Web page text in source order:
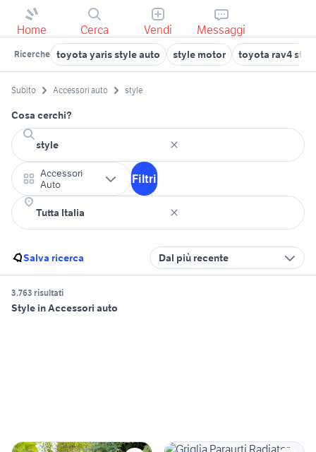
Home Cerca Vendi Messaggi
Ricerche toyota yaris style auto style motor toyota rav4
Subito Accessori auto style
Cosa cerchi?
Accessori
Auto
Filtri
Salva ricerca Dal più recente
3.763 risultati
Style in Accessori auto